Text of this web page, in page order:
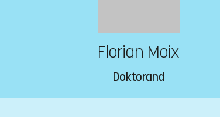
Florian Moix
Doktorand